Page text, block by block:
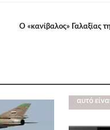
Ο «κανίβαλος» Γαλαξίας
αυτό